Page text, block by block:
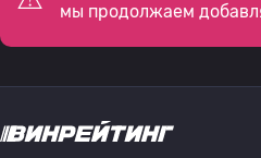
мы продолжаем